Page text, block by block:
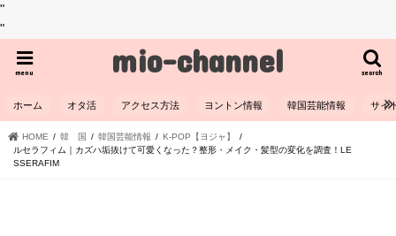
"
"
mio-channel search
menu
ホーム オタ活 アクセス方法 ヨントン情報 韓国芸能情報 サイ
HOME 韓 国 韓国芸能情報
K-POP【ヨジャ】
ルセラフィム｜カズハ垢抜けて可愛くなった？整形・メイク・髪型の変化を調査！LE
SSERAFIM